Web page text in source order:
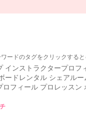
ワードのタグをクリックする
インストラクタープロフ
ードレンタル シェアルー
ロフィール プロレッスン